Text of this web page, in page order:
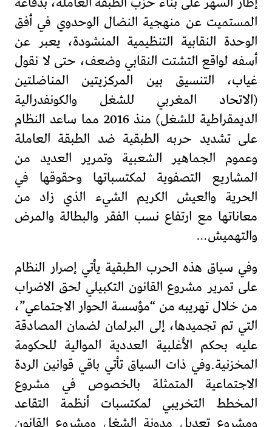
المستميت عن منهجية النضال الوحدوي في أفق
الوحدة النقابية التنظيمية المنشودة، يعبر عن
أسفه لواقع التشتت النقابي وضعف، حتى لا نقول
غياب، التنسيق بين المركزيتين المناضلتين
(الاتحاد المغربي للشغل والكونفدرالية
الديمقراطية للشغل) منذ 2016 مما ساعد النظام
على تشديد حربه الطبقية ضد الطبقة العاملة
وعموم الجماهير الشعبية وتمرير العديد من
المشاريع التصفوية لمكتسباتها وحقوقها في
الحرية والعيش الكريم الشيء الذي زاد من
معاناتها مع ارتفاع نسب الفقر والبطالة والمرض
والتهميش…
وفي سياق هذه الحرب الطبقية يأتي إصرار النظام
على تمرير مشروع القانون التكبيلي لحق الاضراب
من خلال تهريبه من “مؤسسة الحوار الاجتماعي”،
التي تم تجميدها، إلى البرلمان لضمان المصادقة
عليه بحكم الأغلبية العددية الموالية للحكومة
المخزنية.وفي ذات السياق تأتي باقي قوانين الردة
الاجتماعية المتمثلة بالخصوص في مشروع
المخطط التخريبي لمكتسبات أنظمة التقاعد